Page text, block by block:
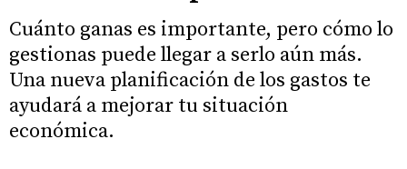
Cuánto ganas es importante, pero cómo lo
gestionas puede llegar a serlo aún más.
Una nueva planificación de los gastos te
ayudará a mejorar tu situación
económica.